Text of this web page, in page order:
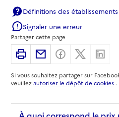
Définitions des
Signaler une erreur
Partager cette page
ImprimerPartager par email
Partager sur
Partager
Si vous souhaitez partager sur
veuillezautoriser le dépôt de cookies .